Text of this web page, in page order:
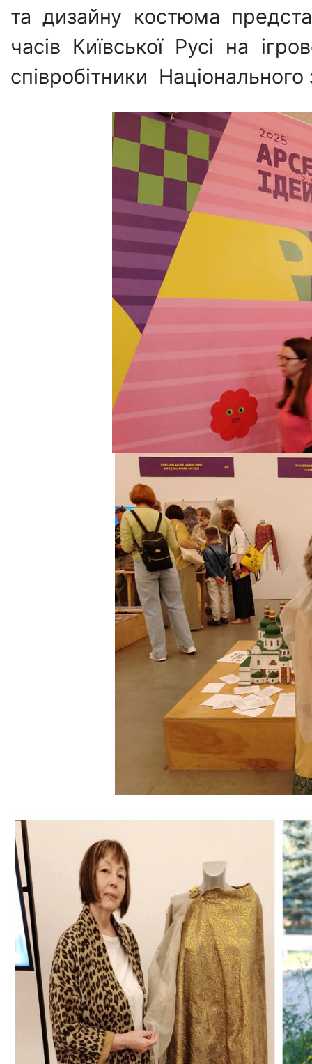
та дизайну костюма
часів Київської Русі на
співробітники